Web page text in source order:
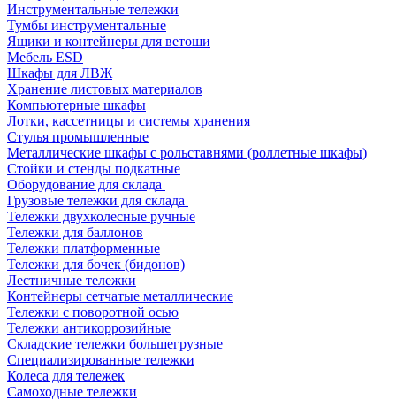
Инструментальные тележки
Тумбы инструментальные
Ящики и контейнеры для ветоши
Мебель ESD
Шкафы для ЛВЖ
Хранение листовых материалов
Компьютерные шкафы
Лотки, кассетницы и системы хранения
Стулья промышленные
Металлические шкафы с рольставнями (роллетные шкафы)
Стойки и стенды подкатные
Оборудование для склада
Грузовые тележки для склада
Тележки двухколесные ручные
Тележки для баллонов
Тележки платформенные
Тележки для бочек (бидонов)
Лестничные тележки
Контейнеры сетчатые металлические
Тележки с поворотной осью
Тележки антикоррозийные
Складские тележки большегрузные
Специализированные тележки
Колеса для тележек
Самоходные тележки